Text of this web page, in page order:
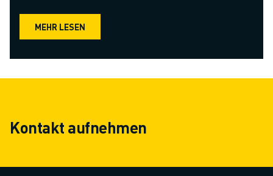
MEHR LESEN
Kontakt aufnehmen